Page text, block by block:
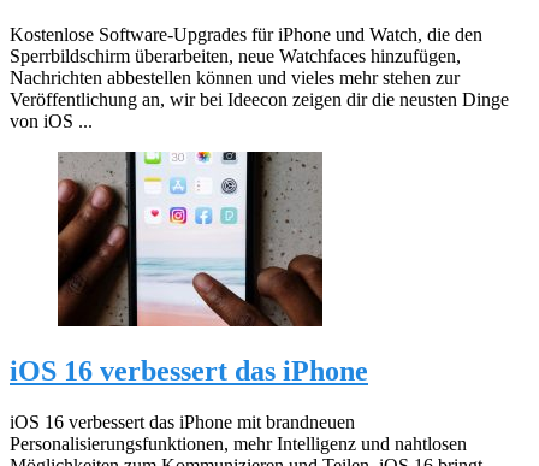
Kostenlose Software-Upgrades für iPhone und Watch, die den
Sperrbildschirm überarbeiten, neue Watchfaces hinzufügen,
Nachrichten abbestellen können und vieles mehr stehen zur
Veröffentlichung an, wir bei Ideecon zeigen dir die neusten Dinge
von iOS ...
iOS 16 verbessert das iPhone
iOS 16 verbessert das iPhone mit brandneuen
Personalisierungsfunktionen, mehr Intelligenz und nahtlosen